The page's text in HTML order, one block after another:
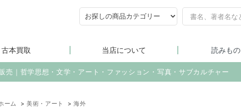
古本買取 当店について 読みもの
売｜哲学思想・文学・アート・ファッション・写真・サブカルチャー
ーム > 美術・アート > 海外